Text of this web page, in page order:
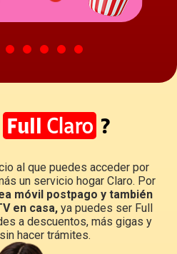
Full Claro ?
al que puedes acceder por
un servicio hogar Claro. Por
móvil postpago y también
en casa,ya puedes ser Full
a descuentos, más gigas y
hacer trámites.